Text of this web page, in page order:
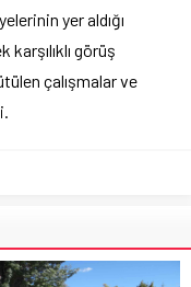
yer aldığı
görüş
çalışmalar ve